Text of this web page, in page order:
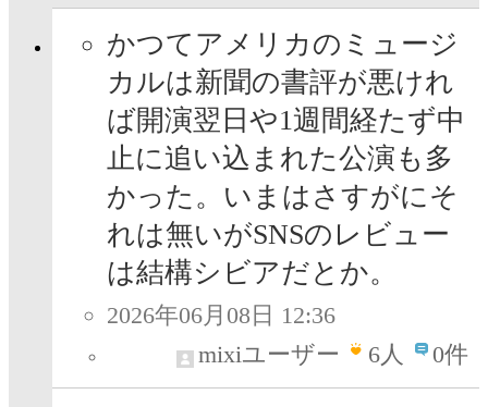
かつてアメリカのミュージ
カルは新聞の書評が悪けれ
ば開演翌日や1週間経たず中
止に追い込まれた公演も多
かった。いまはさすがにそ
れは無いがSNSのレビュー
は結構シビアだとか。
2026年06月08日 12:36
mixiユーザー
6人 0件